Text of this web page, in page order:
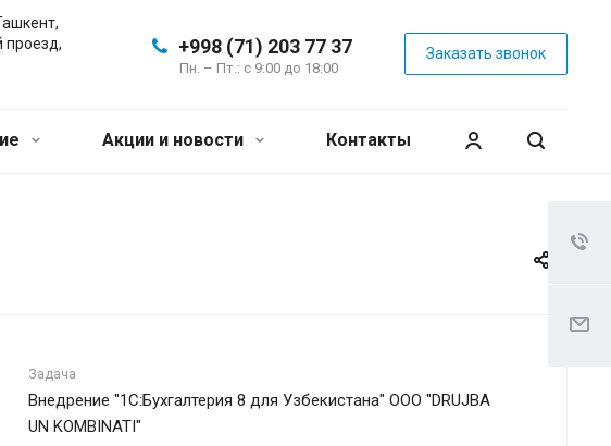
+998 (71) 203 77 37
Пн. – Пт.: с 9:00 до 18:00
Заказать звонок
проезд,
Акции и новости Контакты
Задача
Внедрение "1C:Бухгалтерия 8 для Узбекистана" ООО "DRUJBA
UN KOMBINATI"